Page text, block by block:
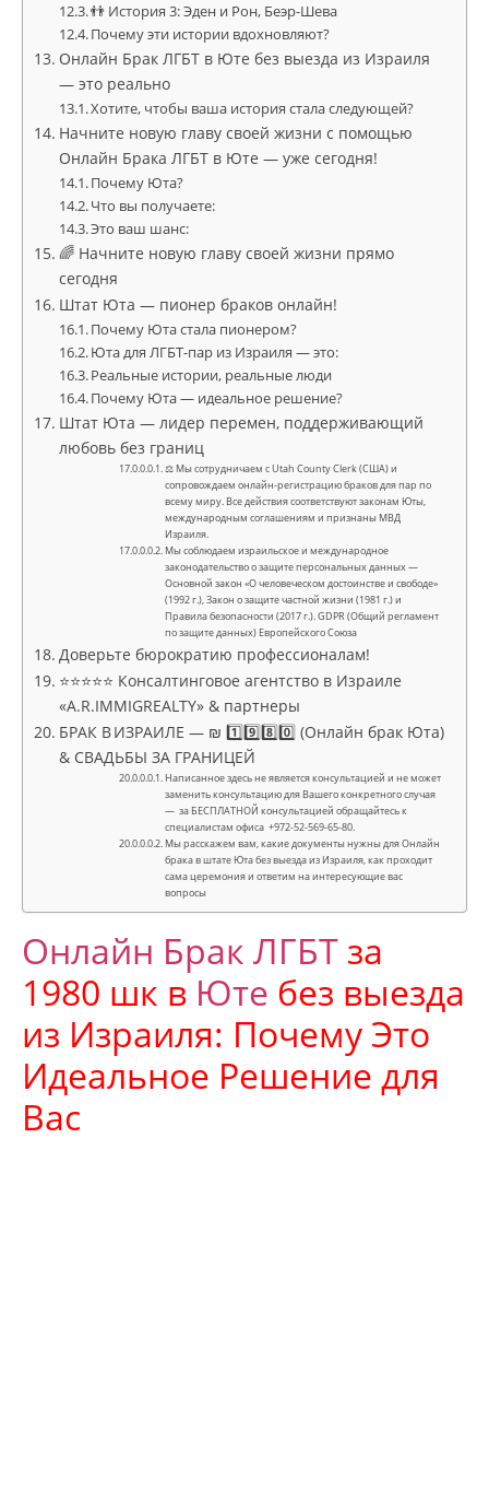
👬 История 3: Эден и Рон, Беэр-Шева
Почему эти истории вдохновляют?
Онлайн Брак ЛГБТ в Юте без выезда из Израиля
— это реально
Хотите, чтобы ваша история стала следующей?
Начните новую главу своей жизни с помощью
Онлайн Брака ЛГБТ в Юте — уже сегодня!
Почему Юта?
Что вы получаете:
Это ваш шанс:
🌈 Начните новую главу своей жизни прямо
сегодня
Штат Юта — пионер браков онлайн!
Почему Юта стала пионером?
Юта для ЛГБТ-пар из Израиля — это:
Реальные истории, реальные люди
Почему Юта — идеальное решение?
Штат Юта — лидер перемен, поддерживающий
любовь без границ
⚖ Мы сотрудничаем с Utah County Clerk (США) и
сопровождаем онлайн-регистрацию браков для пар по
всему миру. Все действия соответствуют законам Юты,
международным соглашениям и признаны МВД
Израиля.
Мы соблюдаем израильское и международное
законодательство о защите персональных данных —
Основной закон «О человеческом достоинстве и свободе»
(1992 г.), Закон о защите частной жизни (1981 г.) и
Правила безопасности (2017 г.). GDPR (Общий регламент
по защите данных) Европейского Союза
Доверьте бюрократию профессионалам!
⭐⭐⭐⭐⭐ Консалтинговое агентство в Израиле
«A.R.IMMIGREALTY» & партнеры
БРАК В ИЗРАИЛЕ — ₪ 1️⃣9️⃣8️⃣0️⃣ (Онлайн брак Юта)
& СВАДЬБЫ ЗА ГРАНИЦЕЙ
Написанное здесь не является консультацией и не может
заменить консультацию для Вашего конкретного случая
— за БЕСПЛАТНОЙ консультацией обращайтесь к
специалистам офиса +972-52-569-65-80.
Мы расскажем вам, какие документы нужны для Онлайн
брака в штате Юта без выезда из Израиля, как проходит
сама церемония и ответим на интересующие вас
вопросы
Онлайн Брак ЛГБТ за
1980 шк в Юте без выезда
из Израиля: Почему Это
Идеальное Решение для
Вас